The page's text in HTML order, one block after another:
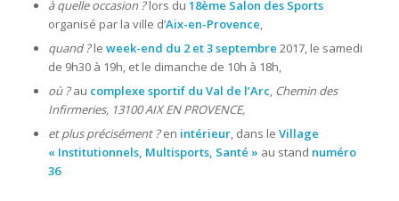
à quelle occasion ?lors du 18ème Salon des Sports
organisé par la ville d’Aix-en-Provence,
quand ?le week-end du 2 et 3 septembre 2017, le samedi
de 9h30 à 19h, et le dimanche de 10h à 18h,
où ?au complexe sportif du Val de l’Arc,Chemin des
Infirmeries, 13100 AIX EN PROVENCE,
et plus précisément ?en intérieur, dans le Village
« Institutionnels, Multisports, Santé » au stand numéro
36